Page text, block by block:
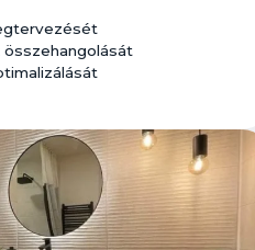
összehangolását